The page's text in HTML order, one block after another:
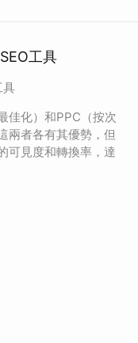
工具
具
佳化）和PPC（按次
兩者各有其優勢，但
可見度和轉換率，達